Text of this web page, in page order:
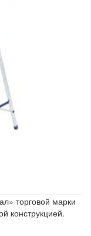
торговой марки
конструкцией.